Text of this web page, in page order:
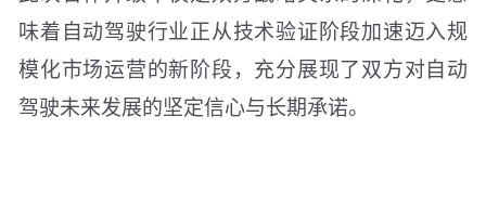
味着自动驾驶行业正从技术验证阶段加速迈入规
模化市场运营的新阶段，充分展现了双方对自动
驾驶未来发展的坚定信心与长期承诺。